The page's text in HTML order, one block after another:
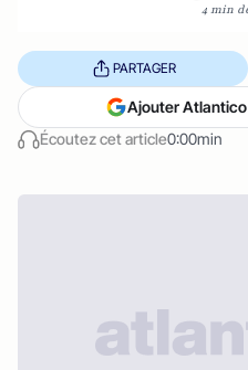
4 min
Écoutez cet article0:00min
PARTAGER
Ajouter